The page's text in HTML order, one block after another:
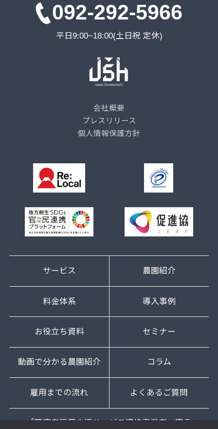
092-292-5966
平日9:00~18:00(土日祝 定休)
会社概要
プレスリリース
個人情報保護方針
サービス 農園紹介
料金体系 導入事例
お役立ち資料 セミナー
動画で分かる農園紹介 コラム
雇用までの流れ よくあるご質問
「障害者雇用支援サービス適格事業者」宣言